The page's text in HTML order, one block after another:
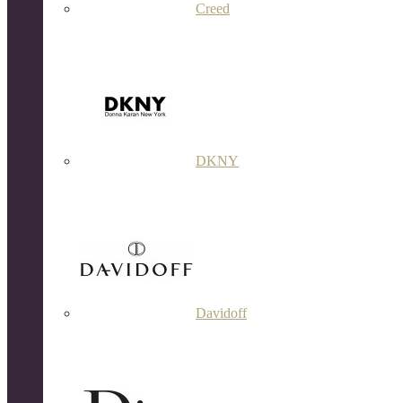
Creed
DKNY
Davidoff